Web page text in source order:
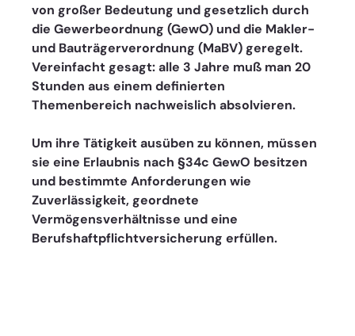
von großer Bedeutung und gesetzlich durch
die Gewerbeordnung (GewO) und die Makler-
und Bauträgerverordnung (MaBV) geregelt.
Vereinfacht gesagt: alle 3 Jahre muß man 20
Stunden aus einem definierten
Themenbereich nachweislich absolvieren.
Um ihre Tätigkeit ausüben zu können, müssen
sie eine Erlaubnis nach §34c GewO besitzen
und bestimmte Anforderungen wie
Zuverlässigkeit, geordnete
Vermögensverhältnisse und eine
Berufshaftpflichtversicherung erfüllen.